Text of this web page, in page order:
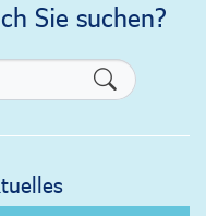
Sie suchen?